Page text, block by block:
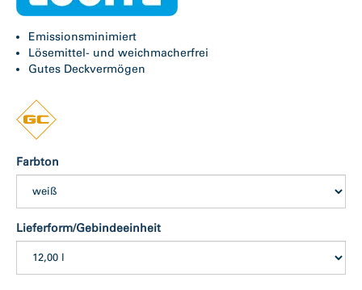
Emissionsminimiert
Lösemittel- und weichmacherfrei
Gutes Deckvermögen
Farbton
Lieferform/Gebindeeinheit